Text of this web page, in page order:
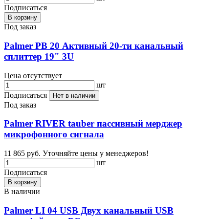
Подписаться
В корзину
Под заказ
Palmer PB 20 Активный 20-ти канальный
сплиттер 19" 3U
Цена отсутствует
шт
Подписаться
Нет в наличии
Под заказ
Palmer RIVER tauber пассивный мерджер
микрофонного сигнала
11 865 руб. Уточняйте цены у менеджеров!
шт
Подписаться
В корзину
В наличии
Palmer LI 04 USB Двух канальный USB